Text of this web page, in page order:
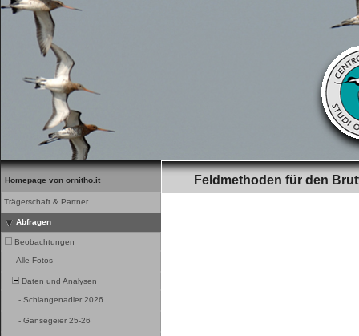
Homepage von ornitho.it
Trägerschaft & Partner
Abfragen
Beobachtungen
- Alle Fotos
Daten und Analysen
- Schlangenadler 2026
- Gänsegeier 25-26
Feldmethoden für den